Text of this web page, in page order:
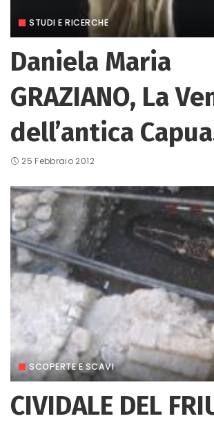
STUDI E RICERCHE
Daniela Maria
GRAZIANO, La
dell’antica
25 Febbraio 2012
SCOPERTE E SCAVI
CIVIDALE DEL